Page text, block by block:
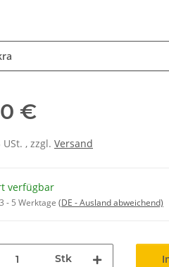
€
, zzgl. Versand
verfügbar
3 - 5 Werktage (DE - Ausland abweichend)
Stk